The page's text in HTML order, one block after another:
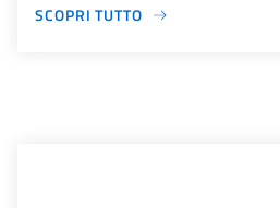
SCOPRI TUTTO